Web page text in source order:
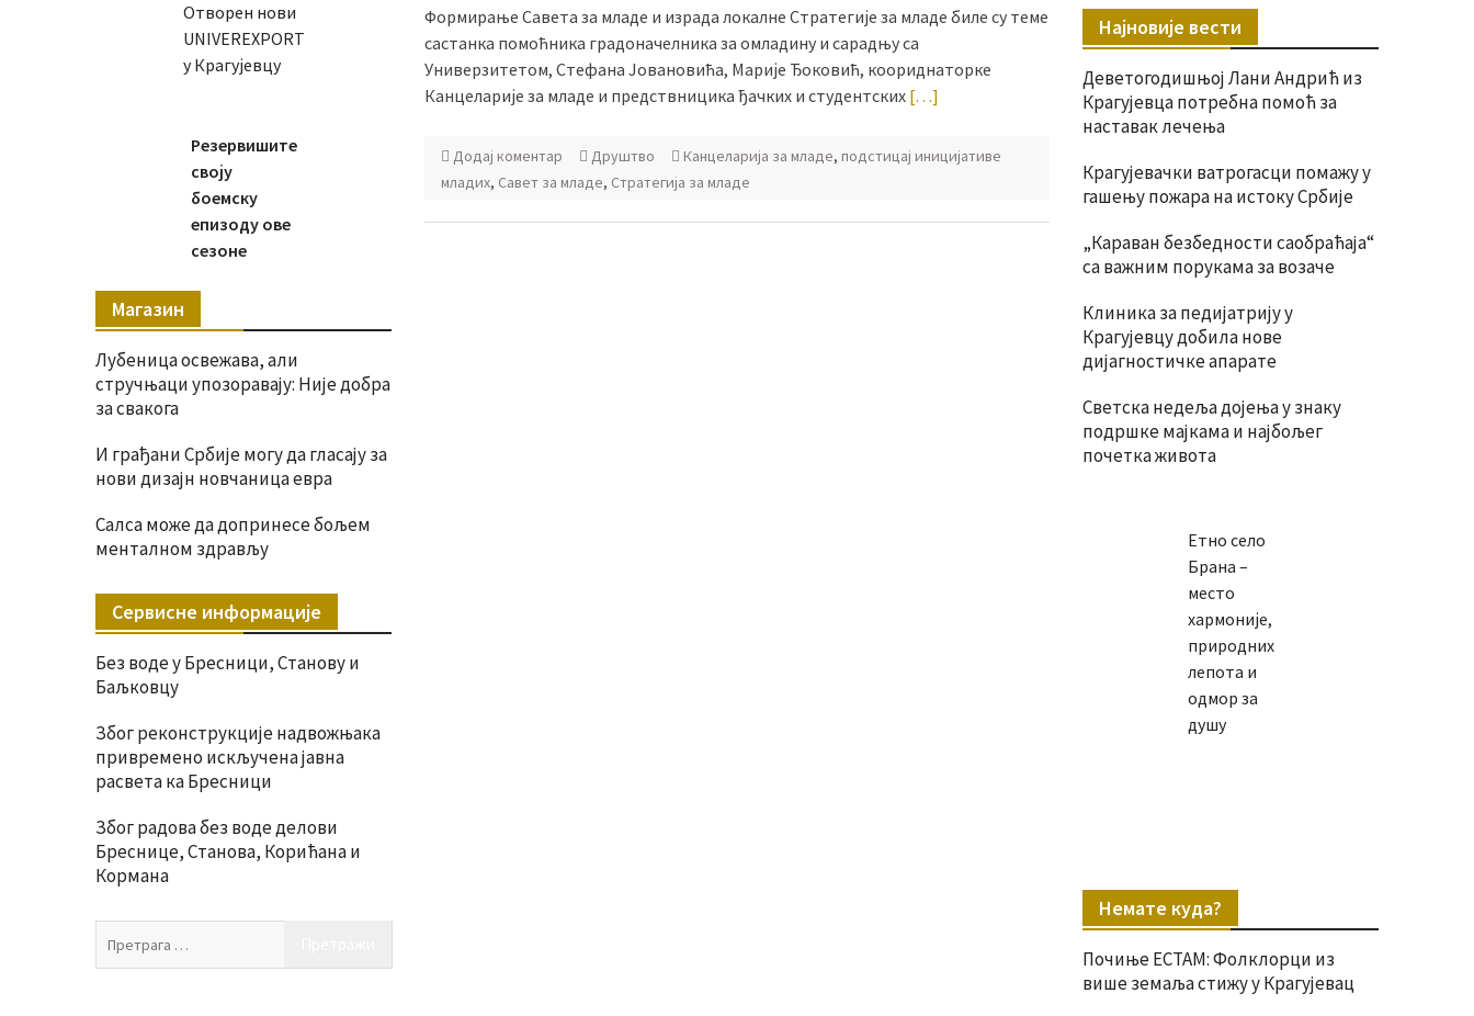
Формирање Савета за младе и израда локалне Стратегије за младе биле су теме
састанка помоћника градоначелника за омладину и сарадњу са
Универзитетом, Стефана Јовановића, Марије Ђоковић, коориднаторке
Канцеларије за младе и предствницика ђачких и студентских […]
Додај коментар Друштво Канцеларијa за младе, подстицај иницијативе
младих, Савет за младе, Стратегија за младе
Најновије вести
Деветогодишњој Лани Андрић из
Крагујевца потребна помоћ за
наставак лечења
Крагујевачки ватрогасци помажу у
гашењу пожара на истоку Србије
„Караван безбедности саобраћаја“
са важним порукама за возаче
Клиника за педијатрију у
Крагујевцу добила нове
дијагностичке апарате
Светска недеља дојења у знаку
подршке мајкама и најбољег
почетка живота
Етно село
Брана –
место
хармоније,
природних
лепота и
одмор за
душу
Немате куда?
Почиње ЕСТАМ: Фолклорци из
више земаља стижу у Крагујевац
Отворен нови
UNIVEREXPORT
у Крагујевцу
Резервишите
своју
боемску
епизоду ове
сезоне
Магазин
Лубеница освежава, али
стручњаци упозоравају: Није добра
за свакога
И грађани Србије могу да гласају за
нови дизајн новчаница евра
Салса може да допринесе бољем
менталном здрављу
Сервисне информације
Без воде у Бресници, Станову и
Баљковцу
Због реконструкције надвожњака
привремено искључена јавна
расвета ка Бресници
Због радова без воде делови
Бреснице, Станова, Корићана и
Кормана